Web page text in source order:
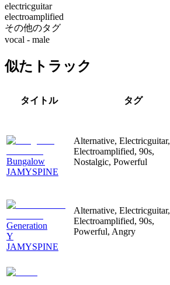
electricguitar
electroamplified
その他のタグ
vocal - male
似たトラック
タイトル タグ
Bungalow
JAMYSPINE
Alternative, Electricguitar,
Electroamplified, 90s,
Nostalgic, Powerful
Generation
Y
JAMYSPINE
Alternative, Electricguitar,
Electroamplified, 90s,
Powerful, Angry